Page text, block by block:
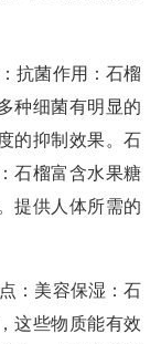
抗菌作用：石榴
种细菌有明显的
的抑制效果。石
石榴富含水果糖
提供人体所需的
：美容保湿：石
这些物质能有效